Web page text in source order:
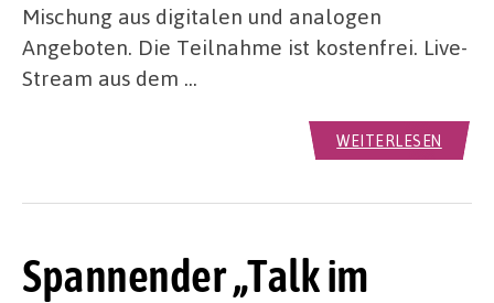
Mischung aus digitalen und analogen
Angeboten. Die Teilnahme ist kostenfrei. Live-
Stream aus dem …
WEITERLESEN
Spannender „Talk im